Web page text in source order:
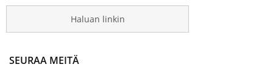
Haluan linkin
SEURAA MEITÄ